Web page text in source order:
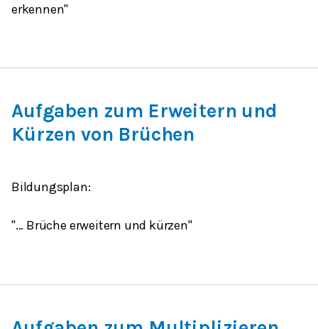
erkennen"
Aufgaben zum Erweitern und
Kürzen von Brüchen
Bildungsplan:
"... Brüche erweitern und kürzen"